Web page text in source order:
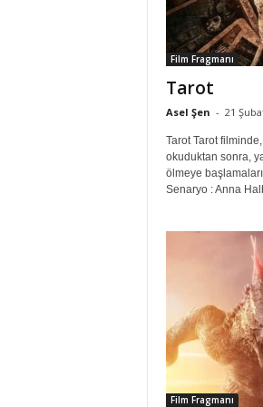
Film Fragmanı
Tarot
Asel Şen - 21
Tarot Tarot
okuduktan sonra,
ölmeye
Senaryo : Anna
Film Fragmanı